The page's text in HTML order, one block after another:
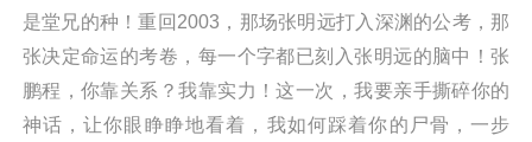
是堂兄的种！重回2003，那场张明远打入深渊的公考，那
张决定命运的考卷，每一个字都已刻入张明远的脑中！张
鹏程，你靠关系？我靠实力！这一次，我要亲手撕碎你的
神话，让你眼睁睁地看着，我如何踩着你的尸骨，一步